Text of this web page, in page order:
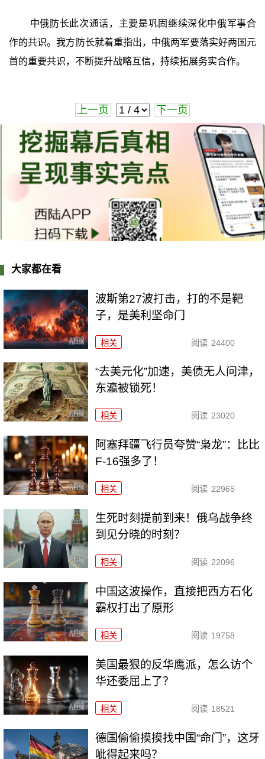
中俄防长此次通话，主要是巩固继续深化中俄军事合
作的共识。我方防长就着重指出，中俄两军要落实好两国元
首的重要共识，不断提升战略互信，持续拓展务实合作。
上一页 下一页
大家都在看
波斯第27波打击，打的不是靶
子，是美利坚命门
相关 阅读 24400
“去美元化”加速，美债无人问津，
东瀛被锁死！
相关 阅读 23020
阿塞拜疆飞行员夸赞“枭龙”：比比
F-16强多了！
相关 阅读 22965
生死时刻提前到来！俄乌战争终
到见分晓的时刻？
相关 阅读 22096
中国这波操作，直接把西方石化
霸权打出了原形
相关 阅读 19758
美国最狠的反华鹰派，怎么访个
华还委屈上了？
相关 阅读 18521
德国偷偷摸摸找中国“命门”，这牙
呲得起来吗？